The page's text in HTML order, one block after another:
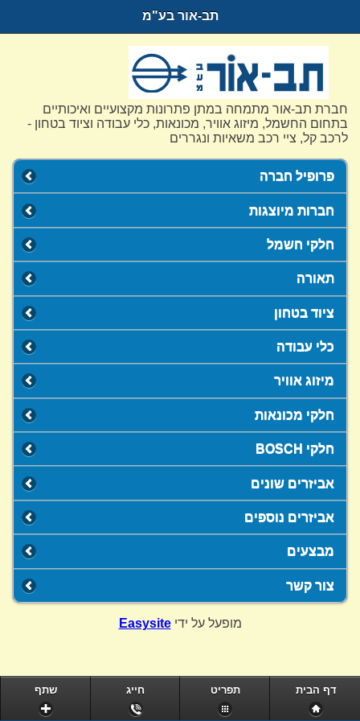
תב-אור בע"מ
חברת תב-אור מתמחה במתן פתרונות מקצועיים ואיכותיים
בתחום החשמל, מיזוג אוויר, מכונאות, כלי עבודה וציוד בטחון -
לרכב קל, ציי רכב משאיות ונגררים
פרופיל חברה
חברות מיוצגות
חלקי חשמל
תאורה
ציוד בטחון
כלי עבודה
מיזוג אוויר
חלקי מכונאות
חלקי BOSCH
אביזרים שונים
אביזרים נוספים
מבצעים
צור קשר
מופעל על ידיEasysite
שתף חייג תפריט דף הבית